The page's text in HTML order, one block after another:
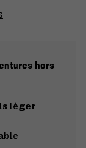
hors
léger